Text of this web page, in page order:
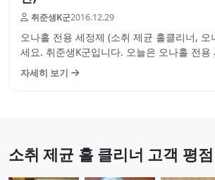
취준생K군2016.12.29
오나홀 전용 세정제 (소취 제균 홀클리너, 오
세요. 취준생K군입니다. 오늘은 오나홀 전용
뷰를 시작하겠습니다. 우선 왼쪽 사진이 타
제균 홀클리너 왼쪽 사진이 오나홀 클린 입
자세히 보기
소취 제균 홀 클리너 고객 평